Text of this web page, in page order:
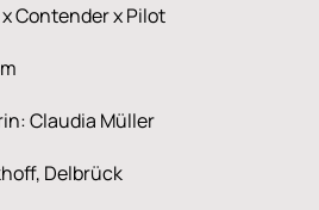
Contender x Pilot
Claudia Müller
Delbrück